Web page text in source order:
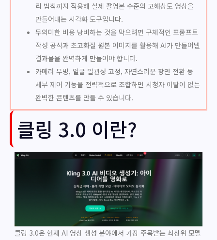
리 법칙까지 적용해 실제 촬영본 수준의 고해상도 영상을
만들어내는 시각화 도구입니다.
무의미한 비용 낭비하는 것을 막으려면 구체적인 프롬프트
작성 공식과 초고화질 원본 이미지를 활용해 AI가 만들어낼
결과물을 완벽하게 만들어야 합니다.
카메라 무빙, 얼굴 일관성 고정, 자연스러운 장면 전환 등
세부 제어 기능을 전략적으로 조합하면 시청자 이탈이 없는
완벽한 콘텐츠를 만들 수 있습니다.
클링 3.0 이란?
클링 3.0은 현재 AI 영상 생성 분야에서 가장 주목받는 최상위 모델